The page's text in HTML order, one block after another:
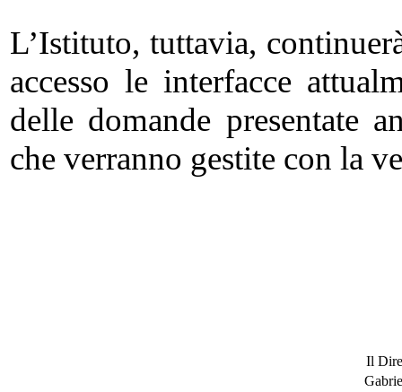
L’Istituto, tuttavia,
accesso le interfacce
delle domande presentate
che verranno gestite con
Il